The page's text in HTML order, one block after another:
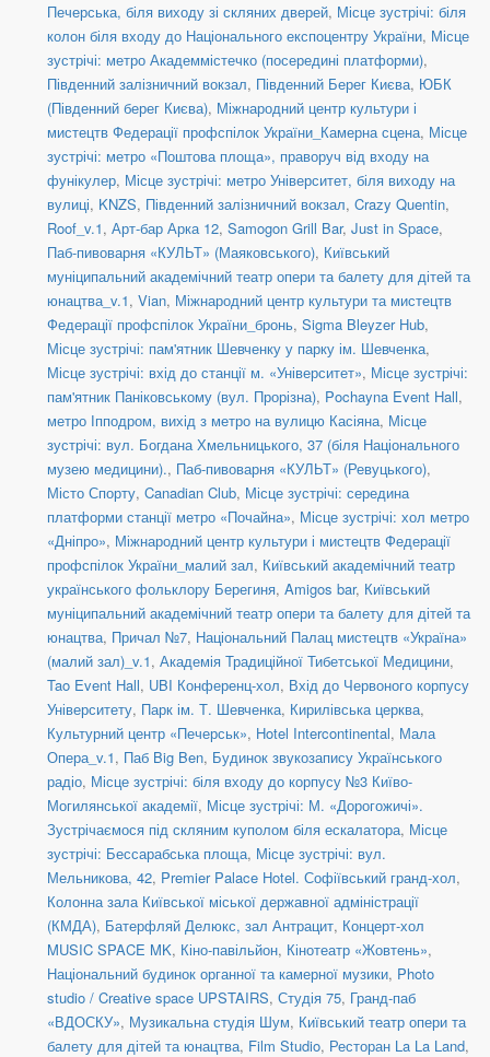
Печерська, біля виходу зі скляних дверей, Місце зустрічі: біля
колон біля входу до Національного експоцентру України, Місце
зустрічі: метро Академмістечко (посередині платформи),
Південний залізничний вокзал, Південний Берег Києва, ЮБК
(Південний берег Києва), Міжнародний центр культури і
мистецтв Федерації профспілок України_Камерна сцена, Місце
зустрічі: метро «Поштова площа», праворуч від входу на
фунікулер, Місце зустрічі: метро Університет, біля виходу на
вулиці, KNZS, Південний залізничний вокзал, Crazy Quentin,
Roof_v.1, Арт-бар Арка 12, Samogon Grill Bar, Just in Space,
Паб-пивоварня «КУЛЬТ» (Маяковського), Київський
муніципальний академічний театр опери та балету для дітей та
юнацтва_v.1, Vian, Міжнародний центр культури та мистецтв
Федерації профспілок України_бронь, Sigma Bleyzer Hub,
Місце зустрічі: пам'ятник Шевченку у парку ім. Шевченка,
Місце зустрічі: вхід до станції м. «Університет», Місце зустрічі:
пам'ятник Паніковському (вул. Прорізна), Pochayna Event Hall,
метро Іпподром, вихід з метро на вулицю Касіяна, Місце
зустрічі: вул. Богдана Хмельницького, 37 (біля Національного
музею медицини)., Паб-пивоварня «КУЛЬТ» (Ревуцького),
Місто Спорту, Canadian Club, Місце зустрічі: середина
платформи станції метро «Почайна», Місце зустрічі: хол метро
«Дніпро», Міжнародний центр культури і мистецтв Федерації
профспілок України_малий зал, Київський академічний театр
українського фольклору Берегиня, Amigos bar, Київський
муніципальний академічний театр опери та балету для дітей та
юнацтва, Причал №7, Національний Палац мистецтв «Україна»
(малий зал)_v.1, Академія Традиційної Тибетської Медицини,
Tao Event Hall, UBI Конференц-хол, Вхід до Червоного корпусу
Університету, Парк ім. Т. Шевченка, Кирилівська церква,
Культурний центр «Печерськ», Hotel Intercontinental, Мала
Опера_v.1, Паб Big Ben, Будинок звукозапису Українського
радіо, Місце зустрічі: біля входу до корпусу №3 Київо-
Могилянської академії, Місце зустрічі: М. «Дорогожичі».
Зустрічаємося під скляним куполом біля ескалатора, Місце
зустрічі: Бессарабська площа, Місце зустрічі: вул.
Мельникова, 42, Premier Palace Hotel. Софіївський гранд-хол,
Колонна зала Київської міської державної адміністрації
(КМДА), Батерфляй Делюкс, зал Антрацит, Концерт-хол
MUSIC SPACE MK, Кіно-павільйон, Кінотеатр «Жовтень»,
Національний будинок органної та камерної музики, Photo
studio / Creative space UPSTAIRS, Студія 75, Гранд-паб
«ВДОСКУ», Музикальна студія Шум, Київський театр опери та
балету для дітей та юнацтва, Film Studio, Ресторан La La Land,